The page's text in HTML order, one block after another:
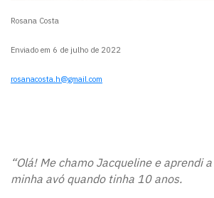
Rosana Costa
Enviado em 6 de julho de 2022
rosanacosta.h@gmail.com
“Olá! Me chamo Jacqueline e aprendi
minha avó quando tinha 10 anos.